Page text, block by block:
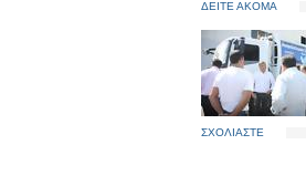
ΔΕΙΤΕ ΑΚΟΜΑ
ΣΧΟΛΙΑΣΤΕ